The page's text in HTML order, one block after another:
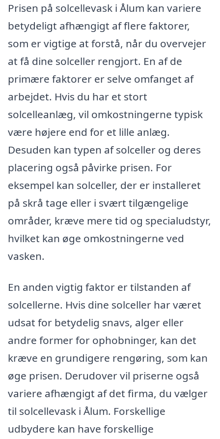
Prisen på solcellevask i Ålum kan variere
betydeligt afhængigt af flere faktorer,
som er vigtige at forstå, når du overvejer
at få dine solceller rengjort. En af de
primære faktorer er selve omfanget af
arbejdet. Hvis du har et stort
solcelleanlæg, vil omkostningerne typisk
være højere end for et lille anlæg.
Desuden kan typen af solceller og deres
placering også påvirke prisen. For
eksempel kan solceller, der er installeret
på skrå tage eller i svært tilgængelige
områder, kræve mere tid og specialudstyr,
hvilket kan øge omkostningerne ved
vasken.
En anden vigtig faktor er tilstanden af
solcellerne. Hvis dine solceller har været
udsat for betydelig snavs, alger eller
andre former for ophobninger, kan det
kræve en grundigere rengøring, som kan
øge prisen. Derudover vil priserne også
variere afhængigt af det firma, du vælger
til solcellevask i Ålum. Forskellige
udbydere kan have forskellige